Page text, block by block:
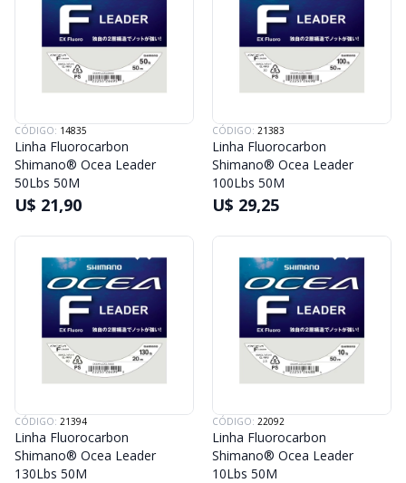
CÓDIGO: 14835
Linha Fluorocarbon
Shimano® Ocea Leader
50Lbs 50M
U$ 21,90
CÓDIGO: 21383
Linha Fluorocarbon
Shimano® Ocea Leader
100Lbs 50M
U$ 29,25
CÓDIGO: 21394
Linha Fluorocarbon
Shimano® Ocea Leader
130Lbs 50M
CÓDIGO: 22092
Linha Fluorocarbon
Shimano® Ocea Leader
10Lbs 50M